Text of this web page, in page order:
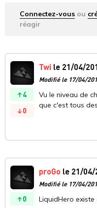
Connectez-vous ou
réagir
4
0
Twi le 21/04/
Modifié le 17/04/
Vu le niveau de
que c'est tous
0
proGo le 21/04/
Modifié le 17/04/
LiquidHero existe